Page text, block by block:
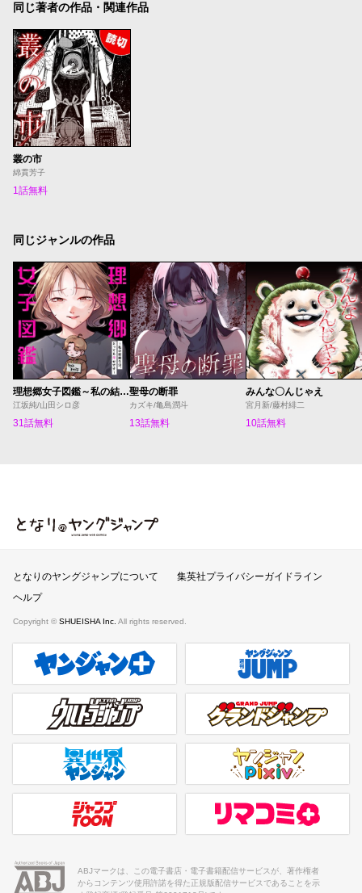
同じ著者の作品・関連作品
叢の市
綿貫芳子
1話無料
同じジャンルの作品
理想郷女子図鑑～私の結婚生活、とっても幸せです～
江坂純/山田シロ彦
31話無料
聖母の断罪
カズキ/亀島潤斗
13話無料
みんな〇んじゃえ
宮月新/藤村緋二
10話無料
となりのヤングジャンプ
となりのヤングジャンプについて
集英社プライバシーガイドライン
ヘルプ
Copyright © SHUEISHA Inc. All rights reserved.
ヤンジャンプラス 週刊ヤングジャンプ公式サイト
ウルトラジャンプ グランドジャンプ
異世界ヤンジャン ヤンジャンpixiv
ジャンプTOON リマコミ＋
ABJマークは、この電子書店・電子書籍配信サービスが、著作権者
からコンテンツ使用許諾を得た正規版配信サービスであることを示